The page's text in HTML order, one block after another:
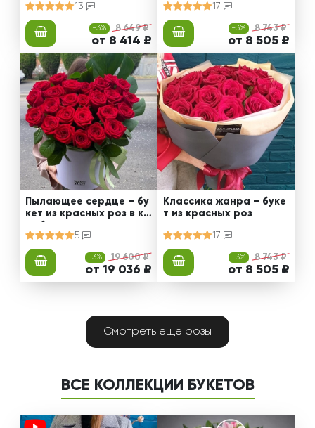
13
-3% 8 649 ₽
от 8 414 ₽
17
-3% 8 743 ₽
от 8 505 ₽
Пылающее сердце – бу
кет из красных роз в ко
робке
5
-3% 19 600 ₽
от 19 036 ₽
Классика жанра – буке
т из красных роз
17
-3% 8 743 ₽
от 8 505 ₽
Смотреть еще розы
ВСЕ КОЛЛЕКЦИИ БУКЕТОВ